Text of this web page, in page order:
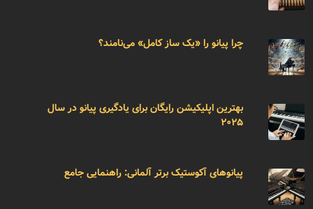
چرا پیانو را «یک ساز کامل» می‌نامند؟
بهترین اپلیکیشن رایگان برای یادگیری پیانو در سال
۲۰۲۵
پیانوهای آکوستیک برتر آلمانی: راهنمایی جامع